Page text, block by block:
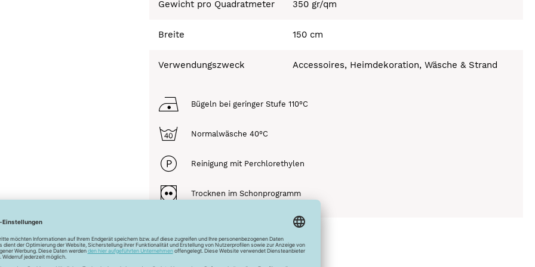
Gewicht pro Quadratmeter 350 gr/qm
Breite 150 cm
Verwendungszweck Accessoires, Heimdekoration, Wäsche & Strand
Bügeln bei geringer Stufe 110°C
Normalwäsche 40°C
Reinigung mit Perchlorethylen
Trocknen im Schonprogramm